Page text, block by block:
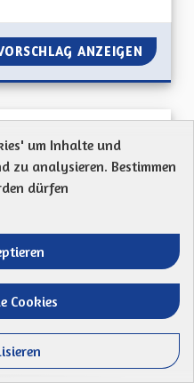
MONTRER
ANZEIGEN
quel projet en
coûte sans prendre...
um Inhalte und
zu analysieren. Bestimmen
dürfen
Cookies